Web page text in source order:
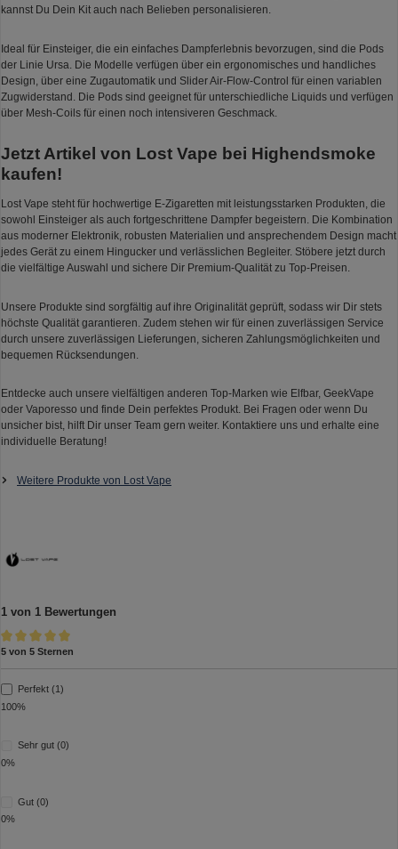
kannst Du Dein Kit auch nach Belieben personalisieren.
Ideal für Einsteiger, die ein einfaches Dampferlebnis bevorzugen, sind die Pods
der Linie Ursa. Die Modelle verfügen über ein ergonomisches und handliches
Design, über eine Zugautomatik und Slider Air-Flow-Control für einen variablen
Zugwiderstand. Die Pods sind geeignet für unterschiedliche Liquids und verfügen
über Mesh-Coils für einen noch intensiveren Geschmack.
Jetzt Artikel von Lost Vape bei Highendsmoke
kaufen!
Lost Vape steht für hochwertige E-Zigaretten mit leistungsstarken Produkten, die
sowohl Einsteiger als auch fortgeschrittene Dampfer begeistern. Die Kombination
aus moderner Elektronik, robusten Materialien und ansprechendem Design macht
jedes Gerät zu einem Hingucker und verlässlichen Begleiter. Stöbere jetzt durch
die vielfältige Auswahl und sichere Dir Premium-Qualität zu Top-Preisen.
Unsere Produkte sind sorgfältig auf ihre Originalität geprüft, sodass wir Dir stets
höchste Qualität garantieren. Zudem stehen wir für einen zuverlässigen Service
durch unsere zuverlässigen Lieferungen, sicheren Zahlungsmöglichkeiten und
bequemen Rücksendungen.
Entdecke auch unsere vielfältigen anderen Top-Marken wie Elfbar, GeekVape
oder Vaporesso und finde Dein perfektes Produkt. Bei Fragen oder wenn Du
unsicher bist, hilft Dir unser Team gern weiter. Kontaktiere uns und erhalte eine
individuelle Beratung!
Weitere Produkte von Lost Vape
1 von 1 Bewertungen
Durchschnittliche Bewertung von 5 von 5 Sternen
5 von 5 Sternen
Perfekt (1)
100%
Sehr gut (0)
0%
Gut (0)
0%